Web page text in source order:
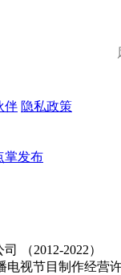
伴 隐私政策
掌发布
（2012-2022）
电视节目制作经营